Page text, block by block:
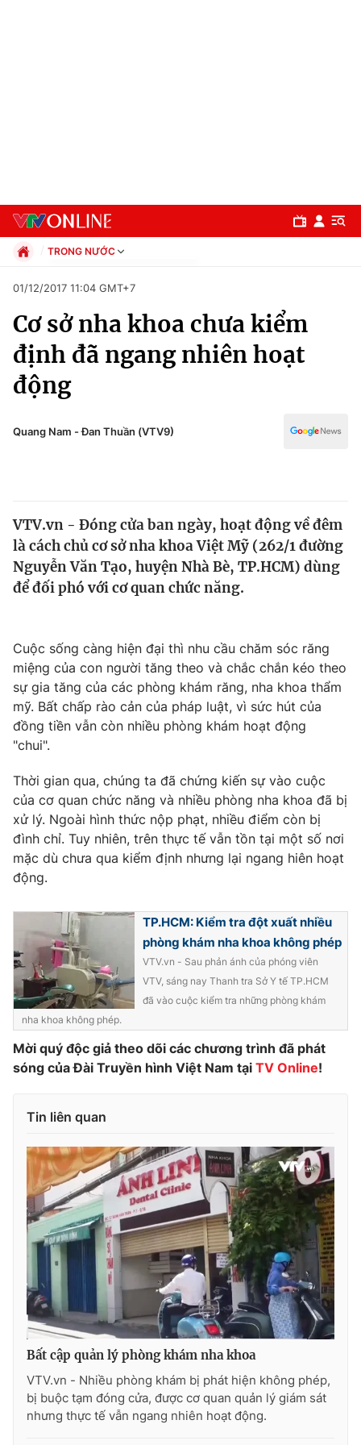
Chuyên mục
Chính trị
Thế giới
Tin tức
Câu chuyện quốc tế
Kinh tế
Thị trường
Góc doanh nghiệp
Dữ liệu và đời sống
Truyền hình
Phim VTV
Nhân vật
Khán giả
Giải sao mai
Giải trí
Điện ảnh
Âm nhạc
Sao
Đời sống
Du lịch
Làm đẹp
Chất lượng cuộc sống
Giáo dục
Tuyển sinh
Công nghệ
Hitech Công nghệ tương lai
Sản phẩm
Thị trường
Tư vấn
Giao lưu trực tuyến
Lịch phát sóng
Chuyên mục khác
Emagazine Podcast
Photo
Video Shorts video
VTV Money VTV Thể thao
VTV Sức khoẻ Bất động sản
Thị trường 24h Tấm lòng Việt
VTV4 Vươn mình bằng AI
VTV9 VTV8
TRONG NƯỚC
Xã hội
Pháp luật
Thể thao
Truyền hình
Văn hóa - Giải trí
01/12/2017 11:04 GMT+7
Cơ sở nha khoa chưa kiểm
định đã ngang nhiên hoạt
động
Quang Nam - Đan Thuần (VTV9)
VTV.vn - Đóng cửa ban ngày, hoạt động về đêm
là cách chủ cơ sở nha khoa Việt Mỹ (262/1 đường
Nguyễn Văn Tạo, huyện Nhà Bè, TP.HCM) dùng
để đối phó với cơ quan chức năng.
Cuộc sống càng hiện đại thì nhu cầu chăm sóc răng
miệng của con người tăng theo và chắc chắn kéo theo
sự gia tăng của các phòng khám răng, nha khoa thẩm
mỹ. Bất chấp rào cản của pháp luật, vì sức hút của
đồng tiền vẫn còn nhiều phòng khám hoạt động
"chui".
Thời gian qua, chúng ta đã chứng kiến sự vào cuộc
của cơ quan chức năng và nhiều phòng nha khoa đã bị
xử lý. Ngoài hình thức nộp phạt, nhiều điểm còn bị
đình chỉ. Tuy nhiên, trên thực tế vẫn tồn tại một số nơi
mặc dù chưa qua kiểm định nhưng lại ngang hiên hoạt
động.
TP.HCM: Kiểm tra đột xuất nhiều
phòng khám nha khoa không phép
VTV.vn - Sau phản ánh của phóng viên
VTV, sáng nay Thanh tra Sở Y tế TP.HCM
đã vào cuộc kiểm tra những phòng khám
nha khoa không phép.
Mời quý độc giả theo dõi các chương trình đã phát
sóng của Đài Truyền hình Việt Nam tại TV Online!
Tin liên quan
Bất cập quản lý phòng khám nha khoa
VTV.vn - Nhiều phòng khám bị phát hiện không phép,
bị buộc tạm đóng cửa, được cơ quan quản lý giám sát
nhưng thực tế vẫn ngang nhiên hoạt động.